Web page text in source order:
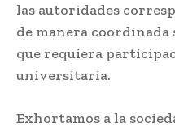
las autoridades
de manera
que requiera
universitaria.
Exhortamos a la